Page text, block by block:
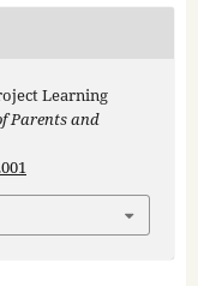
Learning
Parents and